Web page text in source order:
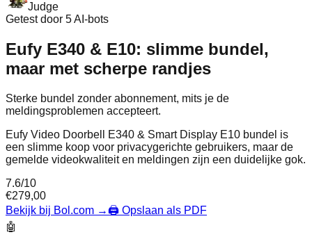
Judge
Getest door 5 AI-bots
Eufy E340 & E10: slimme bundel,
maar met scherpe randjes
Sterke bundel zonder abonnement, mits je de
meldingsproblemen accepteert.
Eufy Video Doorbell E340 & Smart Display E10 bundel is
een slimme koop voor privacygerichte gebruikers, maar de
gemelde videokwaliteit en meldingen zijn een duidelijke gok.
7.6/10
€279,00
Bekijk bij Bol.com →🖨️ Opslaan als PDF
🤖